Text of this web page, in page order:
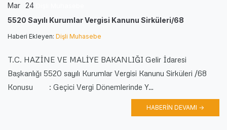
Mar 24
5520 Sayılı Kurumlar Vergisi Kanunu Sirküleri/68
Haberi Ekleyen: Dişli Muhasebe
T.C. HAZİNE VE MALİYE BAKANLIĞI Gelir İdaresi
Başkanlığı 5520 sayılı Kurumlar Vergisi Kanunu Sirküleri /68
Konusu : Geçici Vergi Dönemlerinde Y…
HABERIN DEVAMI →